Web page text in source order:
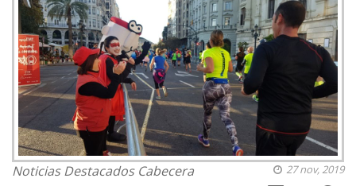
Noticias Destacados Cabecera
27 nov, 2019